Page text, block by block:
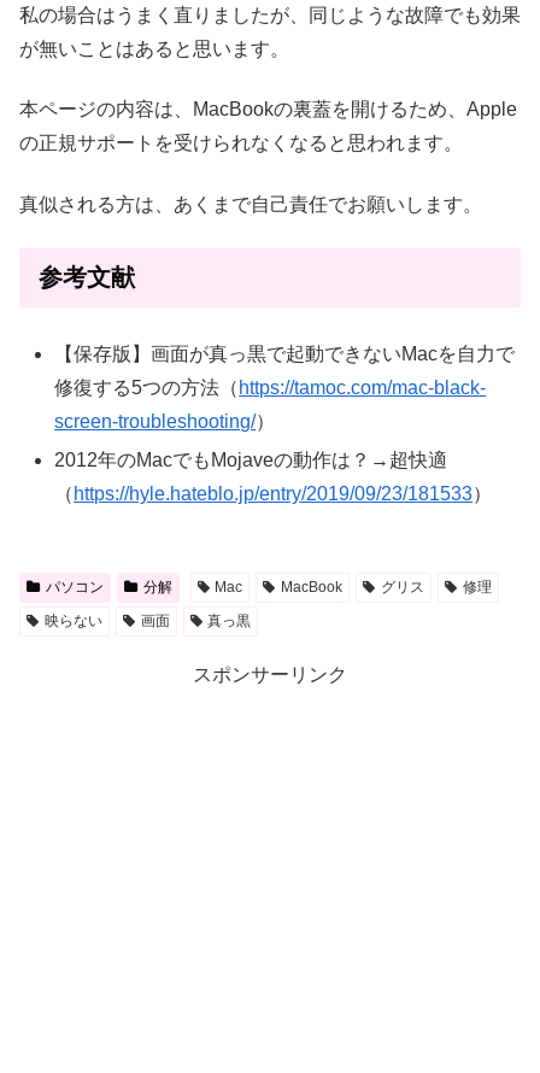
私の場合はうまく直りましたが、同じような故障でも効果
が無いことはあると思います。
本ページの内容は、MacBookの裏蓋を開けるため、Apple
の正規サポートを受けられなくなると思われます。
真似される方は、あくまで自己責任でお願いします。
参考文献
【保存版】画面が真っ黒で起動できないMacを自力で
修復する5つの方法（ https://tamoc.com/mac-black-
screen-troubleshooting/）
2012年のMacでもMojaveの動作は？→超快適
（ https://hyle.hateblo.jp/entry/2019/09/23/181533）
パソコン 分解 Mac MacBook グリス
修理
映らない
画面 真っ黒
スポンサーリンク